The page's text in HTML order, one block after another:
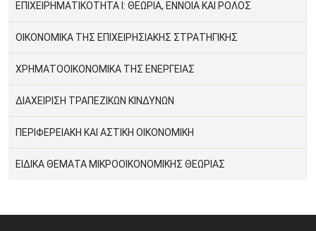
ΕΠΙΧΕΙΡΗΜΑΤΙΚΟΤΗΤΑ Ι: ΘΕΩΡΙΑ, ΕΝΝΟΙΑ ΚΑΙ ΡΟΛΟΣ
ΟΙΚΟΝΟΜΙΚΑ ΤΗΣ ΕΠΙΧΕΙΡΗΣΙΑΚΗΣ ΣΤΡΑΤΗΓΙΚΗΣ
ΧΡΗΜΑΤΟΟΙΚΟΝΟΜΙΚΑ ΤΗΣ ΕΝΕΡΓΕΙΑΣ
ΔΙΑΧΕΙΡΙΣΗ ΤΡΑΠΕΖΙΚΩΝ ΚΙΝΔΥΝΩΝ
ΠΕΡΙΦΕΡΕΙΑΚΗ ΚΑΙ ΑΣΤΙΚΗ ΟΙΚΟΝΟΜΙΚΗ
ΕΙΔΙΚΑ ΘΕΜΑΤΑ ΜΙΚΡΟΟΙΚΟΝΟΜΙΚΗΣ ΘΕΩΡΙΑΣ